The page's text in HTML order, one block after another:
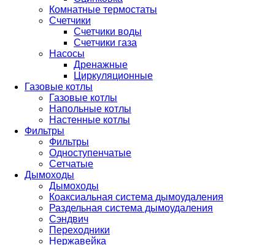
Комнатные термостаты
Счетчики
Счетчики воды
Счетчики газа
Насосы
Дренажные
Циркуляционные
Газовые котлы
Газовые котлы
Напольные котлы
Настенные котлы
Фильтры
Фильтры
Одноступенчатые
Сетчатые
Дымоходы
Дымоходы
Коаксиальная система дымоудаления
Раздельная система дымоудаления
Сэндвич
Переходники
Нержавейка